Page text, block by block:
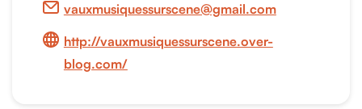
vauxmusiquessurscene@gmail.com
http://vauxmusiquessurscene.over-
blog.com/